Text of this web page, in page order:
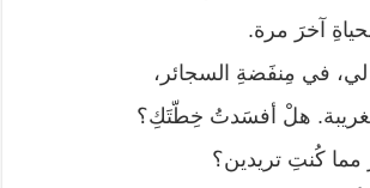
آخرَ مرة.
في مِنفَضةِ السجائر،
الغريبة. هلْ أفسَدتُ خِطّتَكِ؟
مما كُنتِ تريدين؟